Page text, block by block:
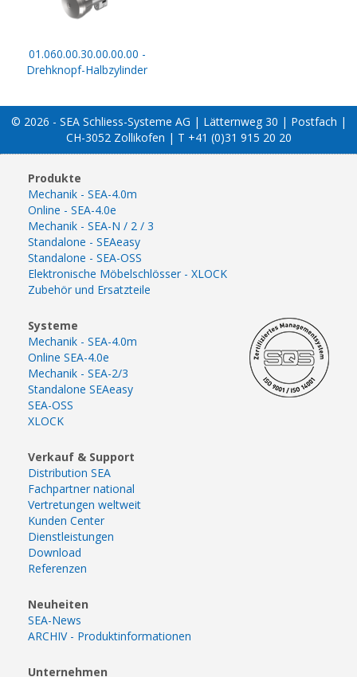
01.060.00.30.00.00.00 -
Drehknopf-Halbzylinder
© 2026 - SEA Schliess-Systeme AG | Lätternweg 30 | Postfach |
CH-3052 Zollikofen | T +41 (0)31 915 20 20
Produkte
Mechanik - SEA-4.0m
Online - SEA-4.0e
Mechanik - SEA-N / 2 / 3
Standalone - SEAeasy
Standalone - SEA-OSS
Elektronische Möbelschlösser - XLOCK
Zubehör und Ersatzteile
Systeme
Mechanik - SEA-4.0m
Online SEA-4.0e
Mechanik - SEA-2/3
Standalone SEAeasy
SEA-OSS
XLOCK
Verkauf & Support
Distribution SEA
Fachpartner national
Vertretungen weltweit
Kunden Center
Dienstleistungen
Download
Referenzen
Neuheiten
SEA-News
ARCHIV - Produktinformationen
Unternehmen